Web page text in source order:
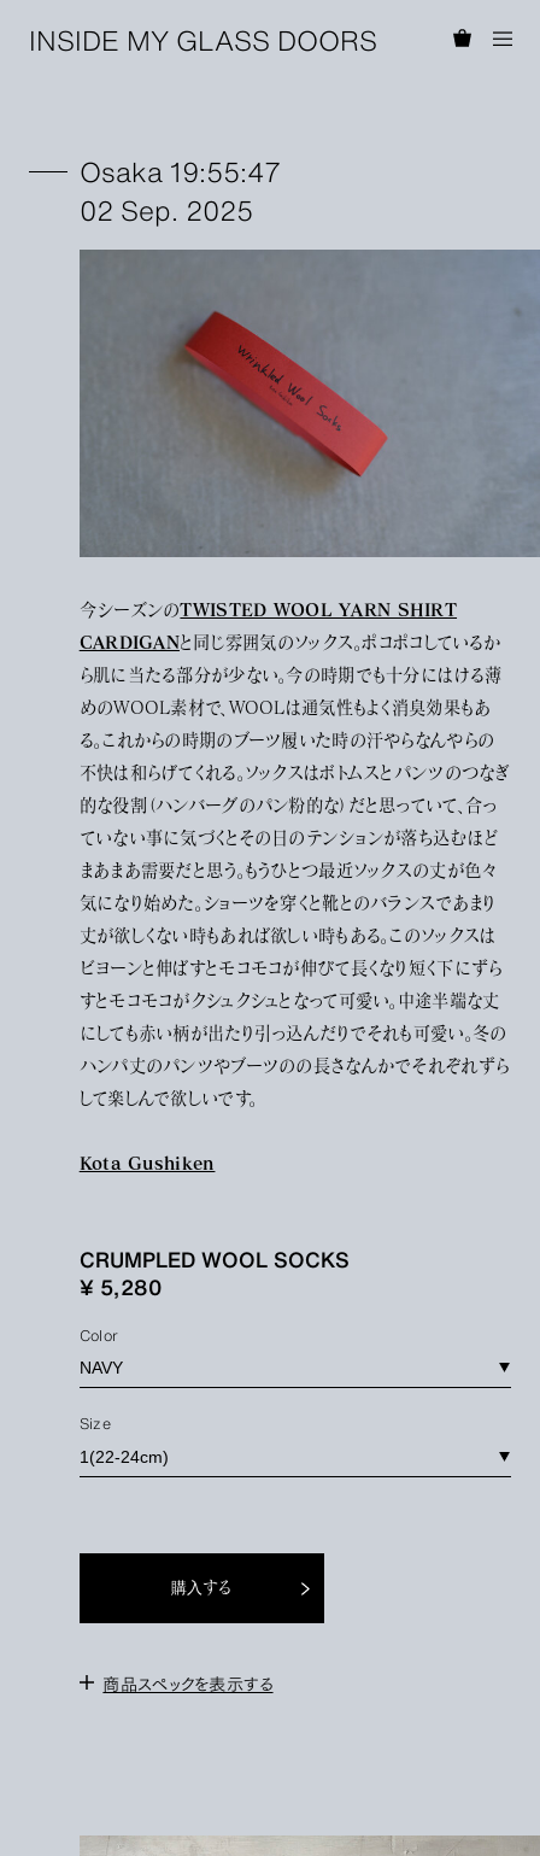
INSIDE MY GLASS DOORS
Osaka 19:55:47
02 Sep. 2025
今シーズンのTWISTED WOOL YARN SHIRT
CARDIGANと同じ雰囲気のソックス。ポコポコしているか
ら肌に当たる部分が少ない。今の時期でも十分にはける薄
めのWOOL素材で、WOOLは通気性もよく消臭効果もあ
る。これからの時期のブーツ履いた時の汗やらなんやらの
不快は和らげてくれる。ソックスはボトムスとパンツのつなぎ
的な役割（ハンバーグのパン粉的な）だと思っていて、合っ
ていない事に気づくとその日のテンションが落ち込むほど
まあまあ需要だと思う。もうひとつ最近ソックスの丈が色々
気になり始めた。ショーツを穿くと靴とのバランスであまり
丈が欲しくない時もあれば欲しい時もある。このソックスは
ビヨーンと伸ばすとモコモコが伸びて長くなり短く下にずら
すとモコモコがクシュクシュとなって可愛い。中途半端な丈
にしても赤い柄が出たり引っ込んだりでそれも可愛い。冬の
ハンパ丈のパンツやブーツのの長さなんかでそれぞれずら
して楽しんで欲しいです。
Kota Gushiken
CRUMPLED WOOL SOCKS
¥ 5,280
Color
Size
購入する
商品スペックを表示する